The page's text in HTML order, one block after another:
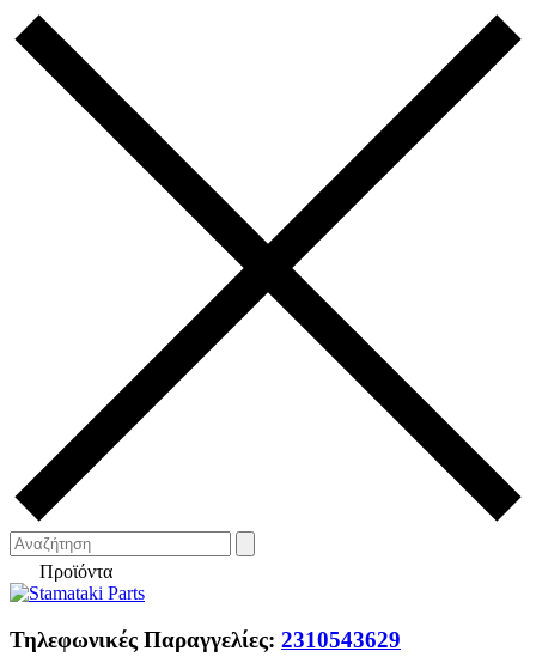
Προϊόντα
Τηλεφωνικές Παραγγελίες: 2310543629